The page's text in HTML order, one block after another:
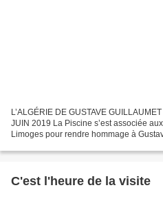
L’ALGÉRIE DE GUSTAVE
JUIN 2019 La Piscine s’est associée
Limoges pour rendre hommage à
C'est l'heure de la visite